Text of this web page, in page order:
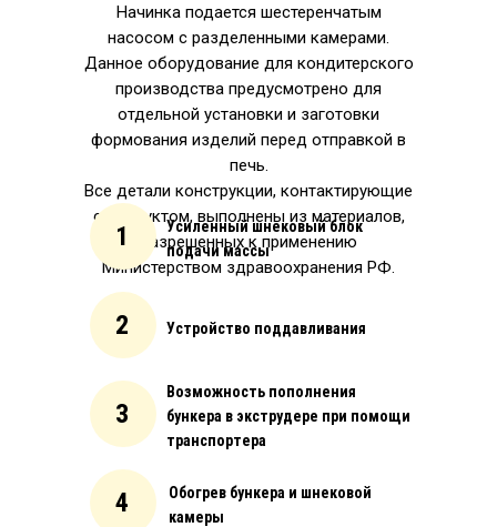
Начинка подается шестеренчатым
насосом с разделенными камерами.
Данное оборудование для кондитерского
производства предусмотрено для
отдельной установки и заготовки
формования изделий перед отправкой в
печь.
Все детали конструкции, контактирующие
с продуктом, выполнены из материалов,
разрешенных к применению
Министерством здравоохранения РФ.
1
Усиленный шнековый блок
подачи массы
2 Устройство поддавливания
3
Возможность пополнения
бункера в экструдере при помощи
транспортера
4
Обогрев бункера и шнековой
камеры